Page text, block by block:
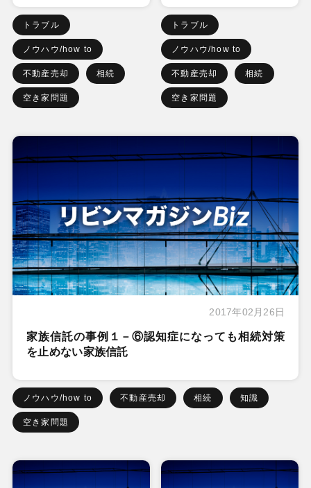
トラブル
ノウハウ/how to
不動産売却 相続
空き家問題
トラブル
ノウハウ/how to
不動産売却 相続
空き家問題
2017年02月26日
家族信託の事例１－⑥認知症になっても相続対策
を止めない家族信託
ノウハウ/how to 不動産売却 相続 知識
空き家問題